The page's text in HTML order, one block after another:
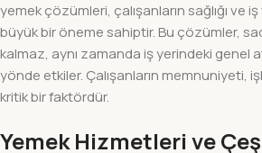
yemek çözümleri, çalışanların sağlığı ve
büyük bir öneme sahiptir. Bu çözümler,
kalmaz, aynı zamanda iş yerindeki genel
yönde etkiler. Çalışanların memnuniyeti,
kritik bir faktördür.
Yemek Hizmetleri ve